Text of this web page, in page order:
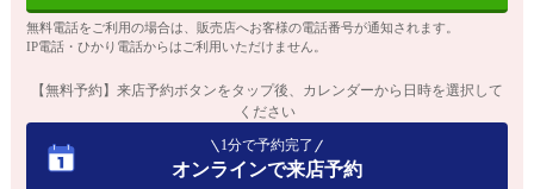
無料電話をご利用の場合は、販売店へお客様の電話番号が通知されます。
IP電話・ひかり電話からはご利用いただけません。
【無料予約】来店予約ボタンをタップ後、カレンダーから日時を選択して
ください
1分で予約完了
オンラインで来店予約